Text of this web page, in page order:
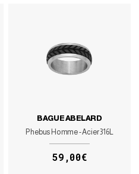
BAGUE ABELARD
Phebus Homme - Acier 316L
59,00€